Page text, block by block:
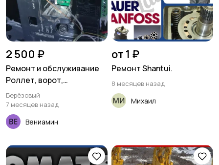
2 500 ₽
Ремонт и обслуживание
Роллет, ворот,
автоматики
Берёзовый
7 месяцев назад
Вениамин
от 1 ₽
Ремонт Shantui.
8 месяцев назад
Михаил